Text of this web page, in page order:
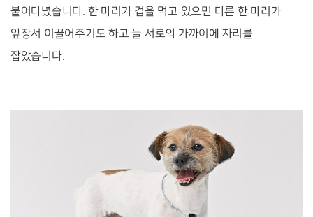
붙어다녔습니다. 한 마리가 겁을 먹고 있으면 다른 한 마리가
앞장서 이끌어주기도 하고 늘 서로의 가까이에 자리를
잡았습니다.